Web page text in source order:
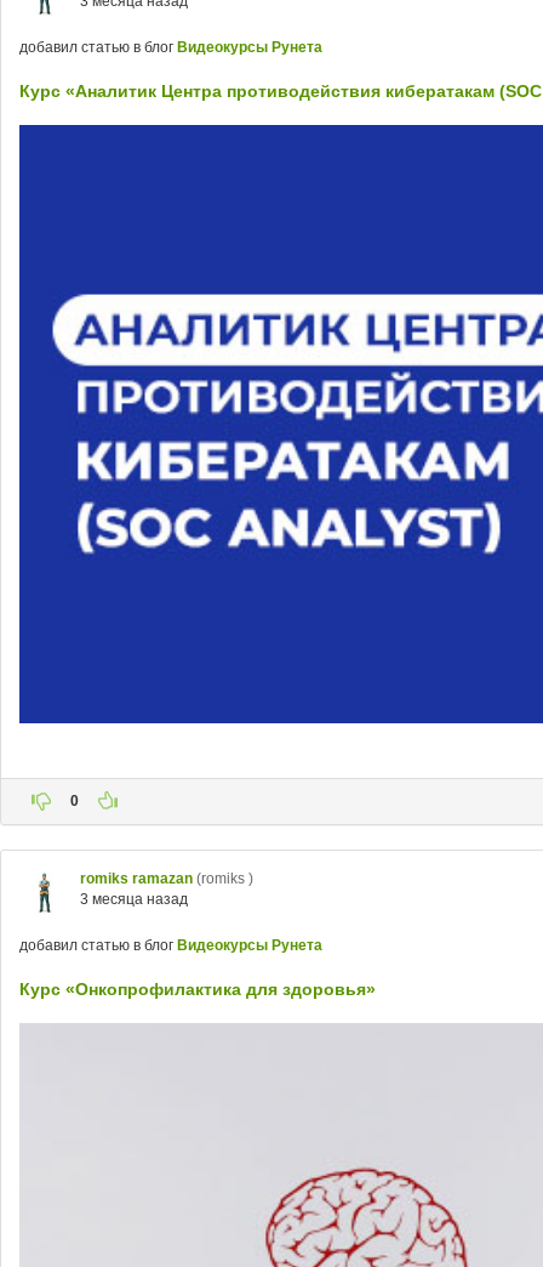
добавил статью в блог Видеокурсы Рунета
Курс «Аналитик Центра противодействия кибератакам
0
romiks ramazan (romiks )
3 месяца назад
добавил статью в блог Видеокурсы Рунета
Курс «Онкопрофилактика для здоровья»